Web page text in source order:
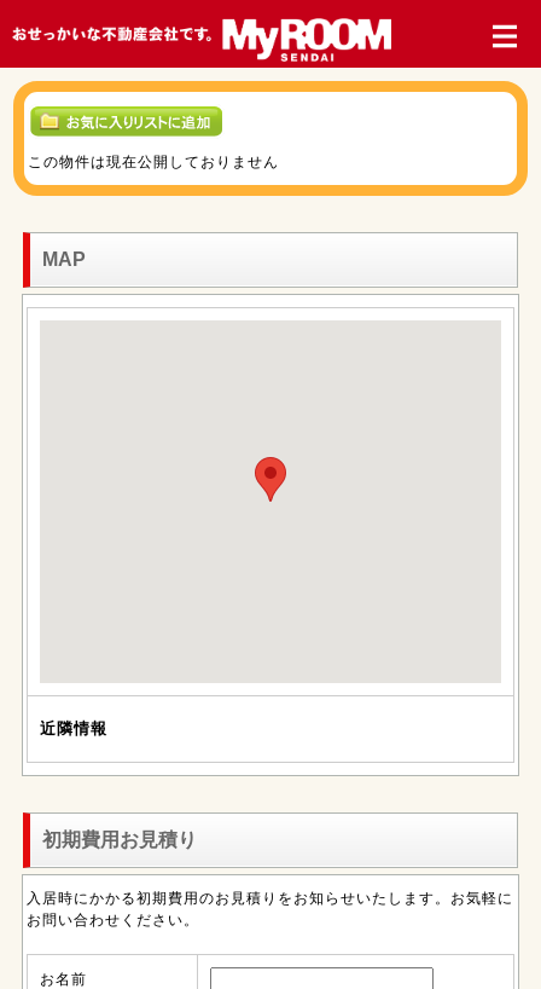
この物件は現在公開しておりません
MAP
近隣情報
初期費用お見積り
入居時にかかる初期費用のお見積りをお知らせいたします。お気軽に
お問い合わせください。
お名前